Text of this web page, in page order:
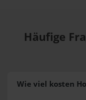
Häufige
Wie viel kosten